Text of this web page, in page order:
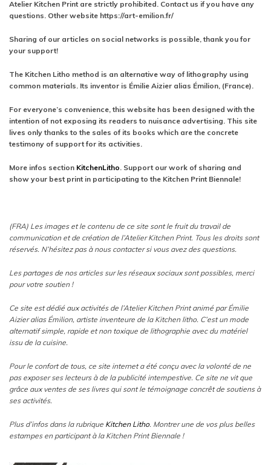
Atelier Kitchen Print are strictly prohibited. Contact us if you have any
questions. Other website https://art-emilion.fr/
Sharing of our articles on social networks is possible, thank you for
your support!
The Kitchen Litho method is an alternative way of lithography using
common materials. Its inventor is Émilie Aizier alias Émilion, (France).
For everyone’s convenience, this website has been designed with the
intention of not exposing its readers to nuisance advertising. This site
lives only thanks to the sales of its books which are the concrete
testimony of support for its activities.
More infos section KitchenLitho. Support our work of sharing and
show your best print in participating to the Kitchen Print Biennale!
(FRA) Les images et le contenu de ce site sont le fruit du travail de
communication et de création de l’Atelier Kitchen Print. Tous les droits sont
réservés. N’hésitez pas à nous contacter si vous avez des questions.
Les partages de nos articles sur les réseaux sociaux sont possibles, merci
pour votre soutien !
Ce site est dédié aux activités de l’Atelier Kitchen Print animé par Émilie
Aizier alias Émilion, artiste inventeure de la Kitchen litho. C’est un mode
alternatif simple, rapide et non toxique de lithographie avec du matériel
issu de la cuisine.
Pour le confort de tous, ce site internet a été conçu avec la volonté de ne
pas exposer ses lecteurs à de la publicité intempestive. Ce site ne vit que
grâce aux ventes de ses livres qui sont le témoignage concrêt de soutiens à
ses activités.
Plus d’infos dans la rubrique Kitchen Litho. Montrer une de vos plus belles
estampes en participant à la Kitchen Print Biennale !